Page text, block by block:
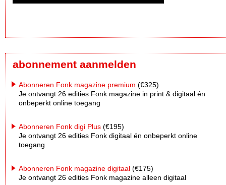
abonnement aanmelden
Abonneren Fonk magazine premium (€325)
Je ontvangt 26 edities Fonk magazine in print & digitaal én
onbeperkt online toegang
Abonneren Fonk digi Plus (€195)
Je ontvangt 26 edities Fonk digitaal én onbeperkt online
toegang
Abonneren Fonk magazine digitaal (€175)
Je ontvangt 26 edities Fonk magazine alleen digitaal